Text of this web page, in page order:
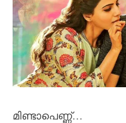
മിണ്ടാപെണ്ണ്…